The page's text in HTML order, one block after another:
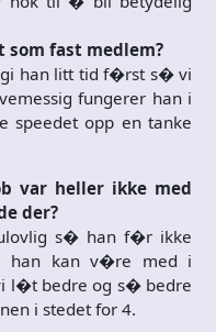
som fast medlem?
han litt tid f�rst s� vi
fungerer han i
speedet opp en tanke
var heller ikke med
der?
s� han f�r ikke
han kan v�re med i
l�t bedre og s� bedre
i stedet for 4.